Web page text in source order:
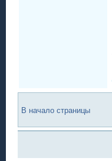
В начало страницы